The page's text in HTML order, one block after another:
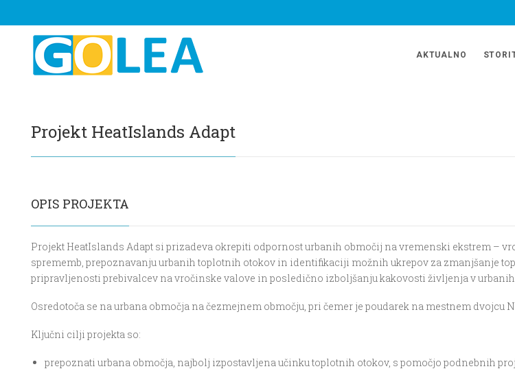
AKTUALNO
Projekt HeatIslands Adapt
OPIS PROJEKTA
Projekt HeatIslands Adapt si prizadeva okrepiti odpornost urbanih območij na vremenski ekstrem –
sprememb, prepoznavanju urbanih toplotnih otokov in identifikaciji možnih ukrepov za zmanjšanje
pripravljenosti prebivalcev na vročinske valove in posledično izboljšanju kakovosti življenja v
Osredotoča se na urbana območja na čezmejnem območju, pri čemer je poudarek na mestnem dvojcu
Ključni cilji projekta so:
prepoznati urbana območja, najbolj izpostavljena učinku toplotnih otokov, s pomočjo podnebnih